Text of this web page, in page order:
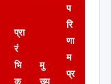
प्रा
रं
भि
क
मु
ख्य
प
रि
णा
म
प्र